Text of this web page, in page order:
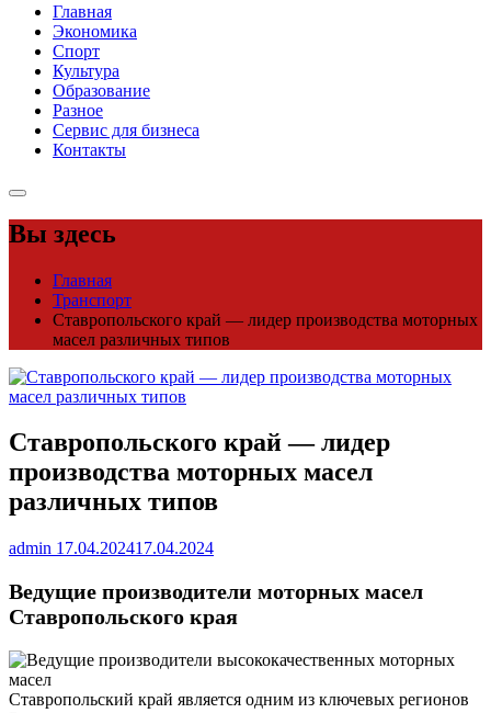
Главная
Экономика
Спорт
Культура
Образование
Разное
Сервис для бизнеса
Контакты
Вы здесь
Главная
Транспорт
Ставропольского край — лидер производства моторных
масел различных типов
Ставропольского край — лидер
производства моторных масел
различных типов
admin 17.04.202417.04.2024
Ведущие производители моторных масел
Ставропольского края
Ставропольский край является одним из ключевых регионов